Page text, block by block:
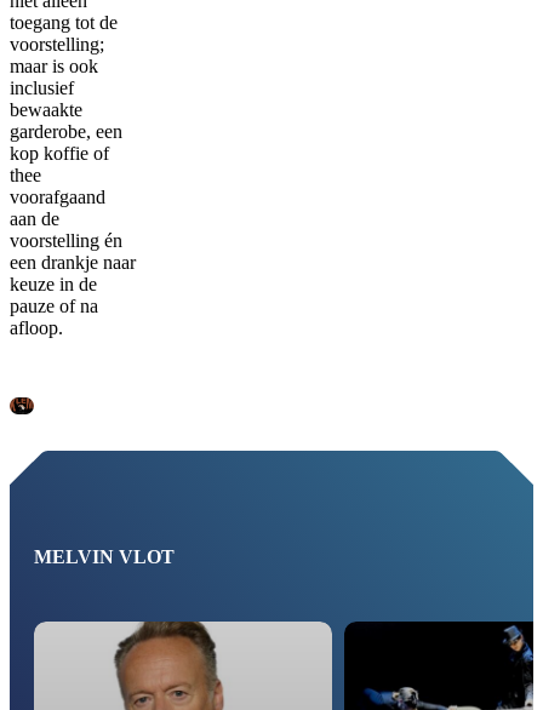
toegang tot de
voorstelling;
maar is ook
inclusief
bewaakte
garderobe, een
kop koffie of
thee
voorafgaand
aan de
voorstelling én
een drankje naar
keuze in de
pauze of na
afloop.
MELVIN VLOT